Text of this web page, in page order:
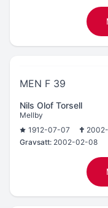
MEN F 39
Nils Olof Torsell
Mellby
1912-07-07
Gravsatt: 2002-02-08